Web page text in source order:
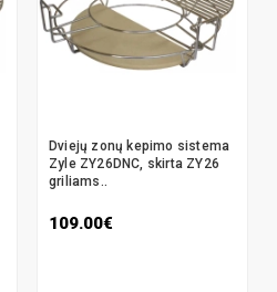
Dviejų zonų kepimo sistema
Zyle ZY26DNC, skirta ZY26
griliams..
109.00€